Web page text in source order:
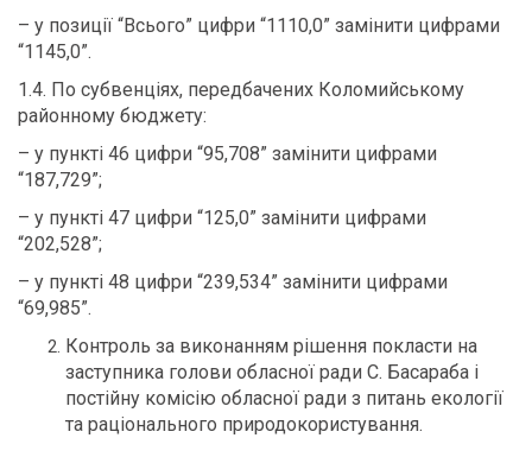
– у позиції “Всього” цифри “1110,0” замінити цифрами
“1145,0”.
1.4. По субвенціях, передбачених Коломийському
районному бюджету:
– у пункті 46 цифри “95,708” замінити цифрами
“187,729”;
– у пункті 47 цифри “125,0” замінити цифрами
“202,528”;
– у пункті 48 цифри “239,534” замінити цифрами
“69,985”.
Контроль за виконанням рішення покласти на
заступника голови обласної ради С. Басараба і
постійну комісію обласної ради з питань екології
та раціонального природокористування.